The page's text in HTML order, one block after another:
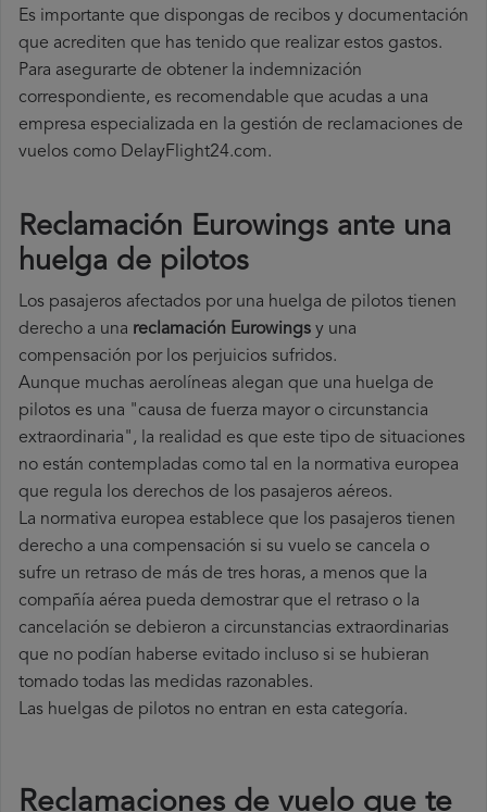
Es importante que dispongas de recibos y documentación
que acrediten que has tenido que realizar estos gastos.
Para asegurarte de obtener la indemnización
correspondiente, es recomendable que acudas a una
empresa especializada en la gestión de reclamaciones de
vuelos como DelayFlight24.com.
Reclamación Eurowings ante una
huelga de pilotos
Los pasajeros afectados por una huelga de pilotos tienen
derecho a una reclamación Eurowings y una
compensación por los perjuicios sufridos.
Aunque muchas aerolíneas alegan que una huelga de
pilotos es una "causa de fuerza mayor o circunstancia
extraordinaria", la realidad es que este tipo de situaciones
no están contempladas como tal en la normativa europea
que regula los derechos de los pasajeros aéreos.
La normativa europea establece que los pasajeros tienen
derecho a una compensación si su vuelo se cancela o
sufre un retraso de más de tres horas, a menos que la
compañía aérea pueda demostrar que el retraso o la
cancelación se debieron a circunstancias extraordinarias
que no podían haberse evitado incluso si se hubieran
tomado todas las medidas razonables.
Las huelgas de pilotos no entran en esta categoría.
Reclamaciones de vuelo que te